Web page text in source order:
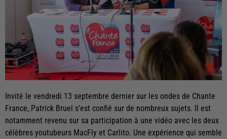
Invité le vendredi 13 septembre dernier sur les ondes de Chante
France, Patrick Bruel s'est confié sur de nombreux sujets. Il est
notamment revenu sur sa participation à une vidéo avec les deux
célèbres youtubeurs MacFly et Carlito. Une expérience qui semble